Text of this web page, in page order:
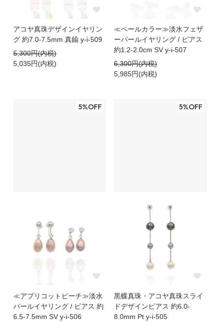
アコヤ真珠デザインイヤリン
グ 約7.0-7.5mm 真鍮 y-i-509
5,300円(内税)
5,035円(内税)
≪ペールカラー≫淡水フェザ
ーパールイヤリング / ピアス
約1.2-2.0cm SV y-i-507
6,300円(内税)
5,985円(内税)
5%OFF
≪アプリコットピーチ≫淡水
パールイヤリング / ピアス 約
6.5-7.5mm SV y-i-506
5%OFF
黒蝶真珠・アコヤ真珠スライ
ドデザインピアス 約6.0-
8.0mm Pt y-i-505